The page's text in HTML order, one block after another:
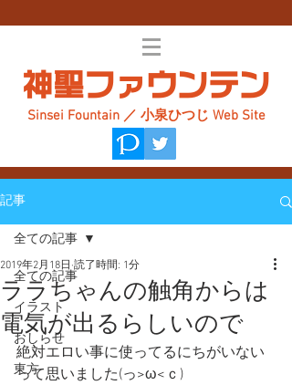
神聖ファウンテン
Sinsei Fountain ／ 小泉ひつじ Web Site
記事
全ての記事
イラスト
おしらせ
東方
全ての記事
ララちゃんの触角からは
電気が出るらしいので
2019年2月18日 読了時間: 1分
絶対エロい事に使ってるにちがいない
って思いました(っ>ω<ｃ)